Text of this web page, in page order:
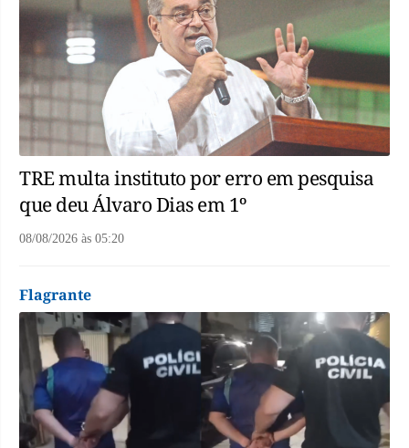
TRE multa instituto por erro em pesquisa
que deu Álvaro Dias em 1º
08/08/2026 às 05:20
Flagrante